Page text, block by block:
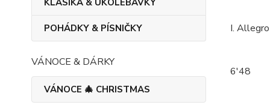
KLASIKA & UKOLÉBAVKY
POHÁDKY & PÍSNIČKY
VÁNOCE & DÁRKY
VÁNOCE 🎄 CHRISTMAS
I. Allegro
6'48